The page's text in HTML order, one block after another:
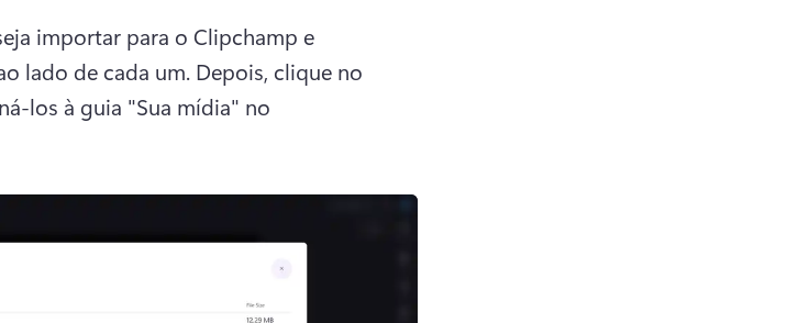
importar para o Clipchamp e
lado de cada um. Depois, clique no
los à guia "Sua mídia" no